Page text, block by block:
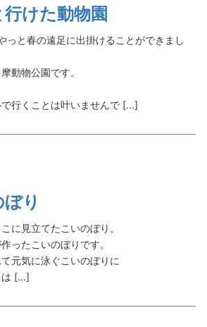
けた動物園
っと春の遠足に出掛けることができまし
動物公園です。
行くことは叶いませんで [...]
り
に見立てたこいのぼり。
ったこいのぼりです。
元気に泳ぐこいのぼりに
[...]